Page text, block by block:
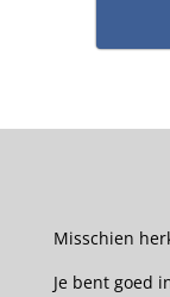
Misschien
Je bent goed